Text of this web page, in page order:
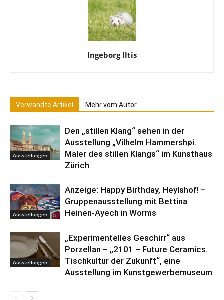
Ingeborg Iltis
Verwandte Artikel Mehr vom Autor
Ausstellungen
Den „stillen Klang“ sehen in der
Ausstellung „Vilhelm Hammershøi.
Maler des stillen Klangs“ im Kunsthaus
Zürich
Ausstellungen
Anzeige: Happy Birthday, Heylshof! –
Gruppenausstellung mit Bettina
Heinen-Ayech in Worms
Ausstellungen
„Experimentelles Geschirr“ aus
Porzellan – „2101 – Future Ceramics.
Tischkultur der Zukunft“, eine
Ausstellung im Kunstgewerbemuseum